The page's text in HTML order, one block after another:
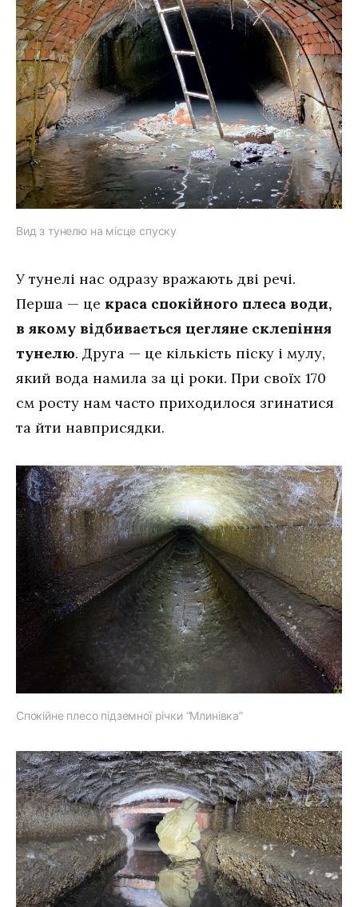
Вид з тунелю на місце спуску
У тунелі нас одразу вражають дві речі.
Перша — це краса спокійного плеса води,
в якому відбивається цегляне склепіння
тунелю. Друга — це кількість піску і мулу,
який вода намила за ці роки. При своїх 170
см росту нам часто приходилося згинатися
та йти навприсядки.
Спокійне плесо підземної річки “Млинівка”